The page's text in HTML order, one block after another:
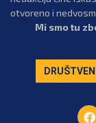
otvoreno i
Mi smo tu